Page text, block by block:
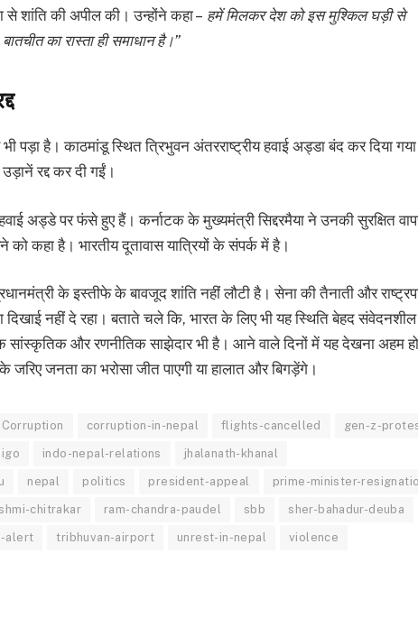
शांति की अपील की। उन्होंने कहा – हमें मिलकर देश को इस मुश्किल घड़ी से
का रास्ता ही समाधान है।”
पड़ा है। काठमांडू स्थित त्रिभुवन अंतरराष्ट्रीय हवाई अड्डा बंद कर दिया गया
रद्द कर दी गईं।
अड्डे पर फंसे हुए हैं। कर्नाटक के मुख्यमंत्री सिद्दरमैया ने उनकी सुरक्षित
कहा है। भारतीय दूतावास यात्रियों के संपर्क में है।
के इस्तीफे के बावजूद शांति नहीं लौटी है। सेना की तैनाती और
नहीं दे रहा। बताते चले कि, भारत के लिए भी यह स्थिति बेहद संवेदनशील
सांस्कृतिक और रणनीतिक साझेदार भी है। आने वाले दिनों में यह देखना अहम
जनता का भरोसा जीत पाएगी या हालात और बिगड़ेंगे।
Corruption corruption-in-nepal flights-cancelled gen-z-
indo-nepal-relations jhalanath-khanal
nepal politics president-appeal prime-minister-
chitrakar ram-chandra-paudel sbb sher-bahadur-deuba
alert tribhuvan-airport unrest-in-nepal violence